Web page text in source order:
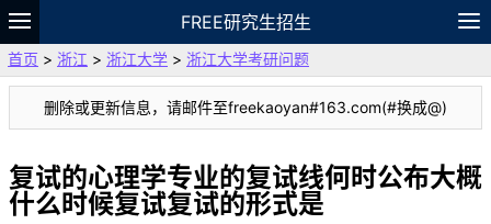
FREE研究生招生
题库
故事 专题 APP 笔记
VIP
资料
首页 > 浙江 > 浙江大学 > 浙江大学考研问题
删除或更新信息，请邮件至freekaoyan#163.com(#换成@)
复试的心理学专业的复试线何时公布大概
什么时候复试复试的形式是